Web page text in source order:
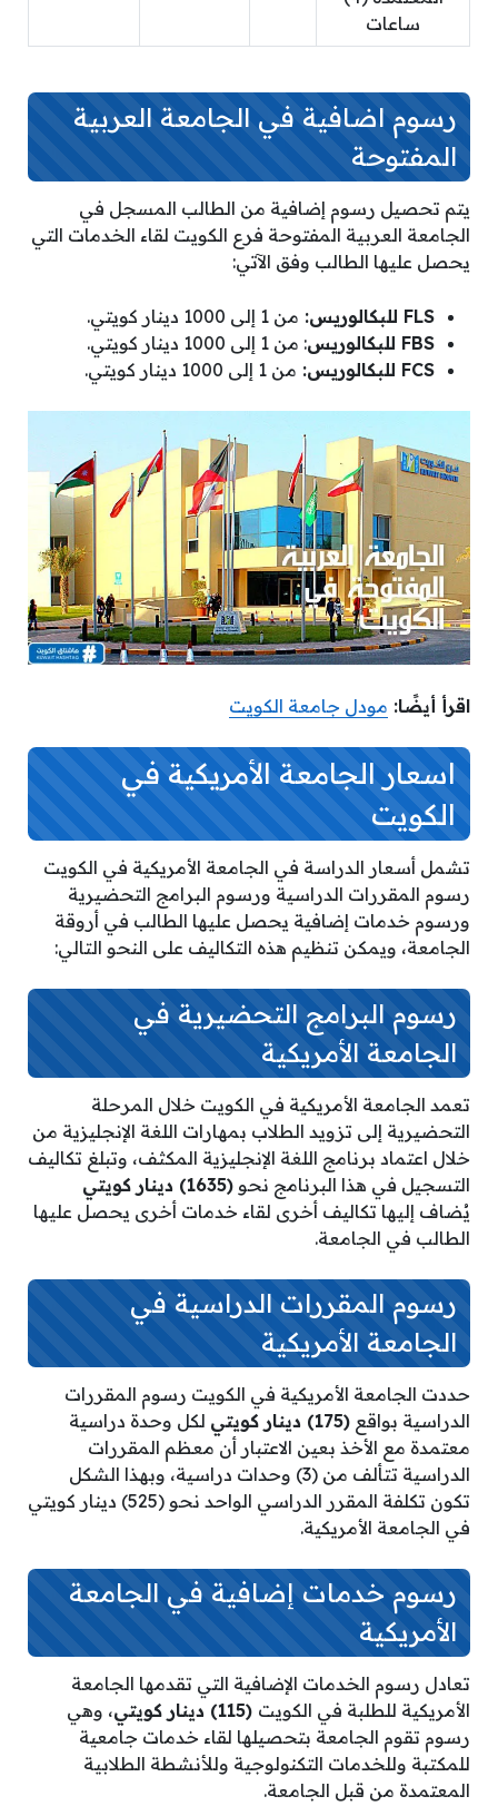
ساعات
رسوم اضافية في الجامعة العربية
المفتوحة
يتم تحصيل رسوم إضافية من الطالب المسجل في
الجامعة العربية المفتوحة فرع الكويت لقاء الخدمات التي
يحصل عليها الطالب وفق الآتي:
FLS للبكالوريس:
من 1 إلى 1000 دينار كويتي.
FBS للبكالوريس
: من 1 إلى 1000 دينار كويتي.
FCS للبكالوريس:
من 1 إلى 1000 دينار كويتي.
اقرأ أيضًا: مودل جامعة الكويت
اسعار الجامعة الأمريكية في
الكويت
تشمل أسعار الدراسة في الجامعة الأمريكية في الكويت
رسوم المقررات الدراسية ورسوم البرامج التحضيرية
ورسوم خدمات إضافية يحصل عليها الطالب في أروقة
الجامعة، ويمكن تنظيم هذه التكاليف على النحو التالي:
رسوم البرامج التحضيرية في
الجامعة الأمريكية
تعمد الجامعة الأمريكية في الكويت خلال المرحلة
التحضيرية إلى تزويد الطلاب بمهارات اللغة الإنجليزية من
خلال اعتماد برنامج اللغة الإنجليزية المكثف، وتبلغ تكاليف
التسجيل في هذا البرنامج نحو (1635) دينار كويتي
يُضاف إليها تكاليف أخرى لقاء خدمات أخرى يحصل عليها
الطالب في الجامعة.
رسوم المقررات الدراسية في
الجامعة الأمريكية
حددت الجامعة الأمريكية في الكويت رسوم المقررات
الدراسية بواقع (175) دينار كويتي
لكل وحدة دراسية
معتمدة مع الأخذ بعين الاعتبار أن معظم المقررات
الدراسية تتألف من (3) وحدات دراسية، وبهذا الشكل
تكون تكلفة المقرر الدراسي الواحد نحو (525) دينار كويتي
في الجامعة الأمريكية.
رسوم خدمات إضافية في الجامعة
الأمريكية
تعادل رسوم الخدمات الإضافية التي تقدمها الجامعة
الأمريكية للطلبة في الكويت (115) دينار كويتي
، وهي
رسوم تقوم الجامعة بتحصيلها لقاء خدمات جامعية
للمكتبة وللخدمات التكنولوجية وللأنشطة الطلابية
المعتمدة من قبل الجامعة.